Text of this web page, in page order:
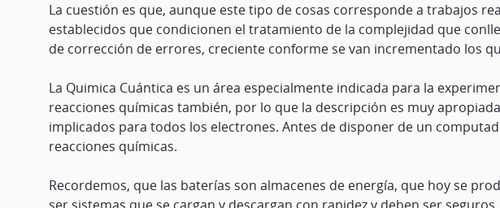
La cuestión es que, aunque este tipo de cosas corresponde a trabajos
establecidos que condicionen el tratamiento de la complejidad que
de corrección de errores, creciente conforme se van incrementado los
La Quimica Cuántica es un área especialmente indicada para la
reacciones químicas también, por lo que la descripción es muy
implicados para todos los electrones. Antes de disponer de un
reacciones químicas.
Recordemos, que las baterías son almacenes de energía, que hoy se